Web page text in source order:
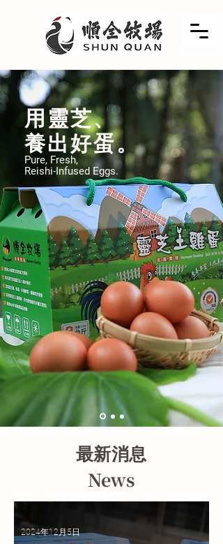
用靈芝、
養出好蛋。
Pure, Fresh,
Reishi-Infused Eggs.
最新消息
News
2024年12月5日